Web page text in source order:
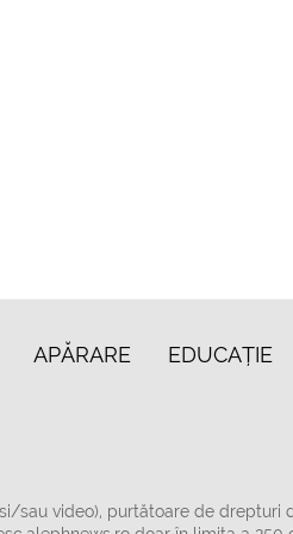
APĂRARE EDUCAȚIE
sau video), purtătoare de drepturi